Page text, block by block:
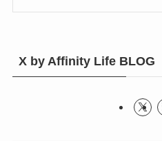
X by Affinity Life BLOG